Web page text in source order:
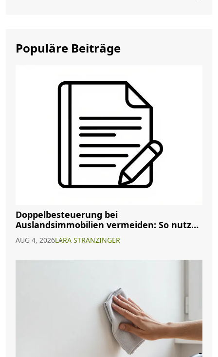
Populäre Beiträge
Doppelbesteuerung bei
Auslandsimmobilien vermeiden: So nutzen
Sie Abkommen richtig
AUG 4, 2026LARA STRANZINGER